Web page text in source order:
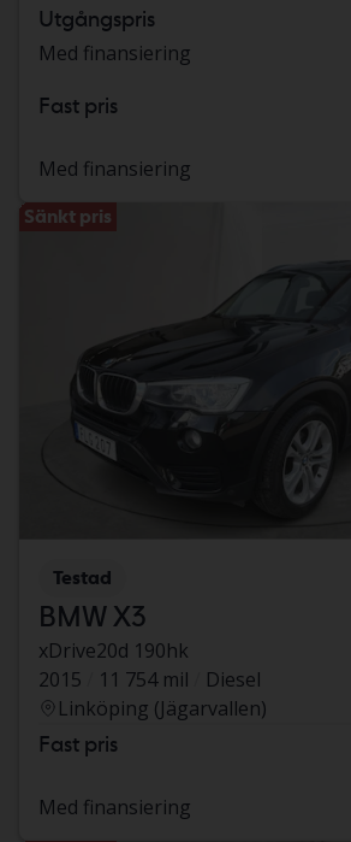
Utgångspris
Med finansiering
Fast pris
Med finansiering
Sänkt pris
Testad
BMW X3
xDrive20d 190hk
2015
11 754 mil
Diesel
Linköping (Jägarvallen)
Fast pris
Med finansiering